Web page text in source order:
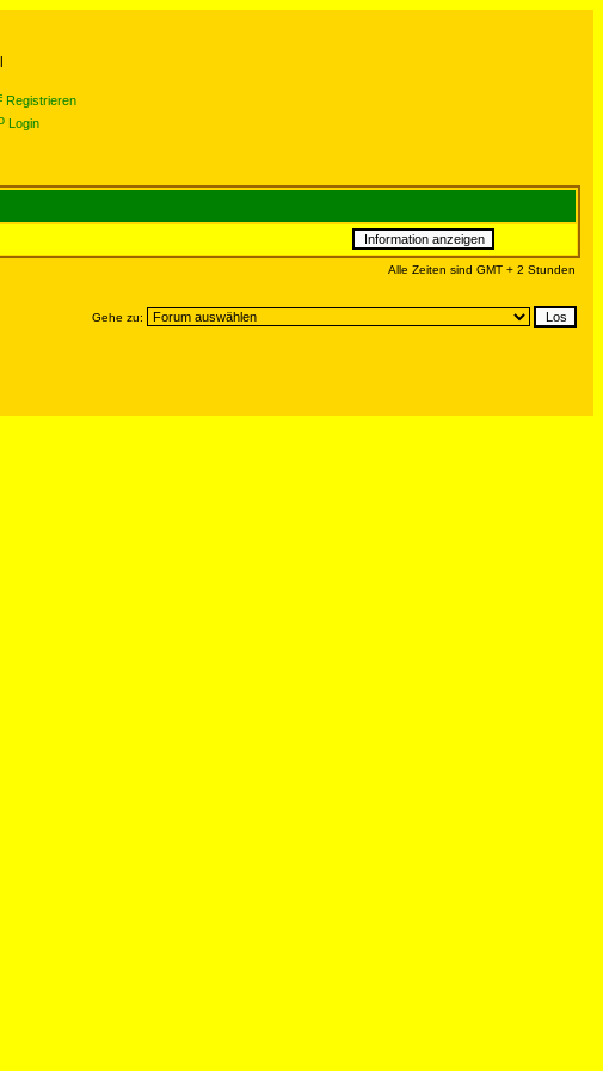
Registrieren
Login
Alle Zeiten sind GMT + 2 Stunden
Gehe zu: